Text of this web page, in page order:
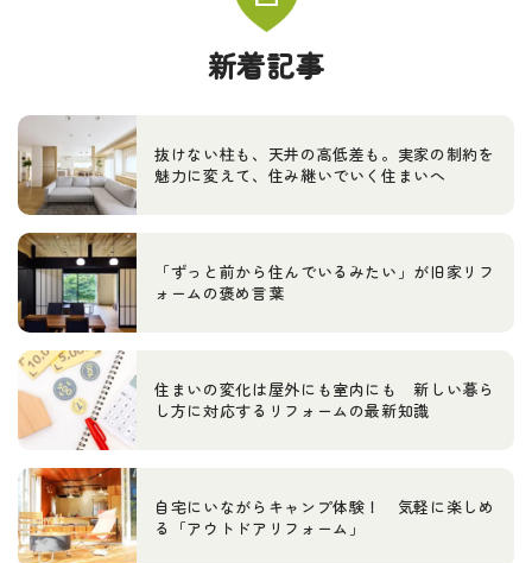
新着記事
抜けない柱も、天井の高低差も。実家の制約を
魅力に変えて、住み継いでいく住まいへ
「ずっと前から住んでいるみたい」が旧家リフ
ォームの褒め言葉
住まいの変化は屋外にも室内にも 新しい暮ら
し方に対応するリフォームの最新知識
自宅にいながらキャンプ体験！ 気軽に楽しめ
る「アウトドアリフォーム」